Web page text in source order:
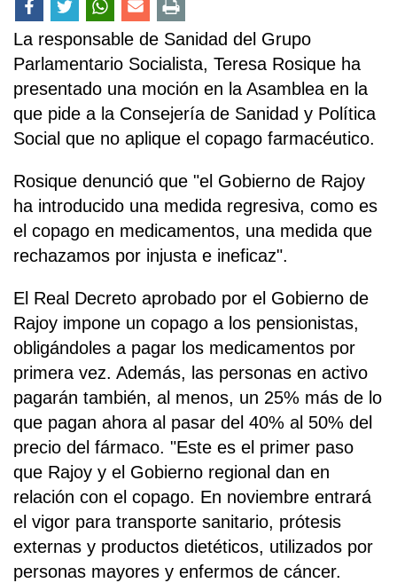
La responsable de Sanidad del Grupo
Parlamentario Socialista, Teresa Rosique ha
presentado una moción en la Asamblea en la
que pide a la Consejería de Sanidad y Política
Social que no aplique el copago farmacéutico.
Rosique denunció que "el Gobierno de Rajoy
ha introducido una medida regresiva, como es
el copago en medicamentos, una medida que
rechazamos por injusta e ineficaz".
El Real Decreto aprobado por el Gobierno de
Rajoy impone un copago a los pensionistas,
obligándoles a pagar los medicamentos por
primera vez. Además, las personas en activo
pagarán también, al menos, un 25% más de lo
que pagan ahora al pasar del 40% al 50% del
precio del fármaco. "Este es el primer paso
que Rajoy y el Gobierno regional dan en
relación con el copago. En noviembre entrará
el vigor para transporte sanitario, prótesis
externas y productos dietéticos, utilizados por
personas mayores y enfermos de cáncer.